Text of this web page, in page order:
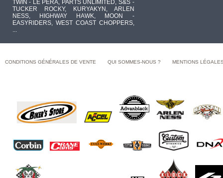
TWIN - LE PERA, PARTS UNLIMITED, S&S -
TUCKER ROCKY, KURYAKYN, ARLEN
NESS, HIGHWAY HAWK, MOON -
EASYRIDERS, WEST COAST CHOPPERS,
...
CONDITIONS GÉNÉRALES DE VENTE QUI SOMMES-NOUS ? MENTIONS